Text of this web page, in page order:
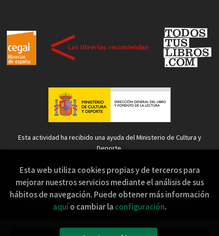
Esta actividad ha recibido una ayuda del Ministerio de Cultura y
Deporte.
Sopa de Sapo
Grupo Trevenque
Esta web utiliza cookies propias y de terceros para
mejorar nuestros servicios mediante el análisis de sus
hábitos de navegación. Puede obtener más información
aquío cambiar la configuración.